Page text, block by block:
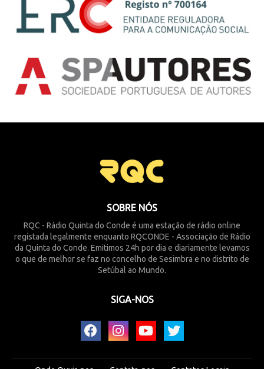
SOBRE NÓS
RQC - Rádio Quinta do Conde é uma estação de rádio online
registada legalmente enquanto RQCONDE - Associação de Rádio
da Quinta do Conde. Emitimos 24h por dia e diariamente levamos
o que de melhor se faz no concelho de Sesimbra e no distrito de
Setúbal ao Mundo.
SIGA-NOS